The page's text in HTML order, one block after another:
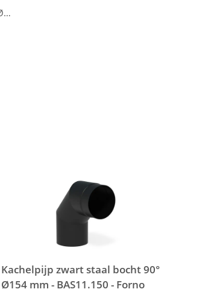
Kachelpijp staal zwart Ø154 x 750 mm
Kachelpijp zwart staal bocht 90°
Ø154 mm - BAS11.150 - Forno